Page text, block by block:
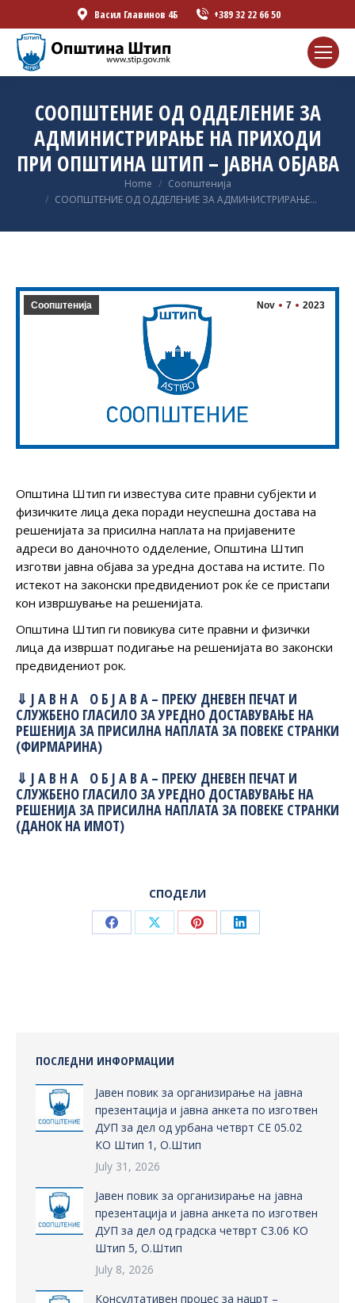
Васил Главинов 4Б +389 32 22 66 50
СООПШТЕНИЕ ОД ОДДЕЛЕНИЕ ЗА
АДМИНИСТРИРАЊЕ НА ПРИХОДИ
ПРИ ОПШТИНА ШТИП – ЈАВНА ОБЈАВА
Home
Соопштенија
СООПШТЕНИЕ ОД ОДДЕЛЕНИЕ ЗА АДМИНИСТРИРАЊЕ…
Nov 7 2023
Соопштенија
Општина Штип ги известува сите правни субјекти и
физичките лица дека поради неуспешна достава на
решенијата за присилна наплата на пријавените
адреси во даночното одделение, Општина Штип
изготви јавна објава за уредна достава на истите. По
истекот на законски предвидениот рок ќе се пристапи
кон извршување на решенијата.
Општина Штип ги повикува сите правни и физички
лица да извршат подигање на решенијата во законски
предвидениот рок.
⇓ Ј А В Н А О Б Ј А В А – ПРЕКУ ДНЕВЕН ПЕЧАТ И
СЛУЖБЕНО ГЛАСИЛО ЗА УРЕДНО ДОСТАВУВАЊЕ НА
РЕШЕНИЈА ЗА ПРИСИЛНА НАПЛАТА ЗА ПОВЕКЕ СТРАНКИ
(ФИРМАРИНА)
⇓ Ј А В Н А О Б Ј А В А – ПРЕКУ ДНЕВЕН ПЕЧАТ И
СЛУЖБЕНО ГЛАСИЛО ЗА УРЕДНО ДОСТАВУВАЊЕ НА
РЕШЕНИЈА ЗА ПРИСИЛНА НАПЛАТА ЗА ПОВЕКЕ СТРАНКИ
(ДАНОК НА ИМОТ)
СПОДЕЛИ
Share Share Share Share
ПОСЛЕДНИ ИНФОРМАЦИИ
Јавен повик за организирање на јавна
презентација и јавна анкета по изготвен
ДУП за дел од урбана четврт СЕ 05.02
КО Штип 1, О.Штип
July 31, 2026
Јавен повик за организирање на јавна
презентација и јавна анкета по изготвен
ДУП за дел од градска четврт С3.06 КО
Штип 5, О.Штип
July 8, 2026
Консултативен процес за нацрт –